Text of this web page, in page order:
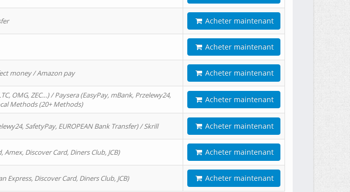
Acheter maintenant
Acheter maintenant
money / Amazon pay Acheter maintenant
OMG, ZEC…) / Paysera (EasyPay, mBank, Przelewy24,
Methods (20+ Methods)
Acheter maintenant
SafetyPay, EUROPEAN Bank Transfer) / Skrill Acheter maintenant
Discover Card, Diners Club, JCB) Acheter maintenant
Discover Card, Diners Club, JCB) Acheter maintenant